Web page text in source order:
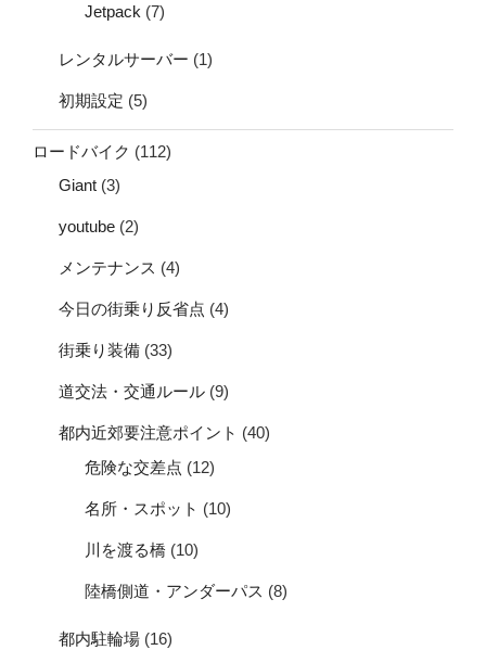
Jetpack (7)
レンタルサーバー (1)
初期設定 (5)
ロードバイク (112)
Giant (3)
youtube (2)
メンテナンス (4)
今日の街乗り反省点 (4)
街乗り装備 (33)
道交法・交通ルール (9)
都内近郊要注意ポイント (40)
危険な交差点 (12)
名所・スポット (10)
川を渡る橋 (10)
陸橋側道・アンダーパス (8)
都内駐輪場 (16)